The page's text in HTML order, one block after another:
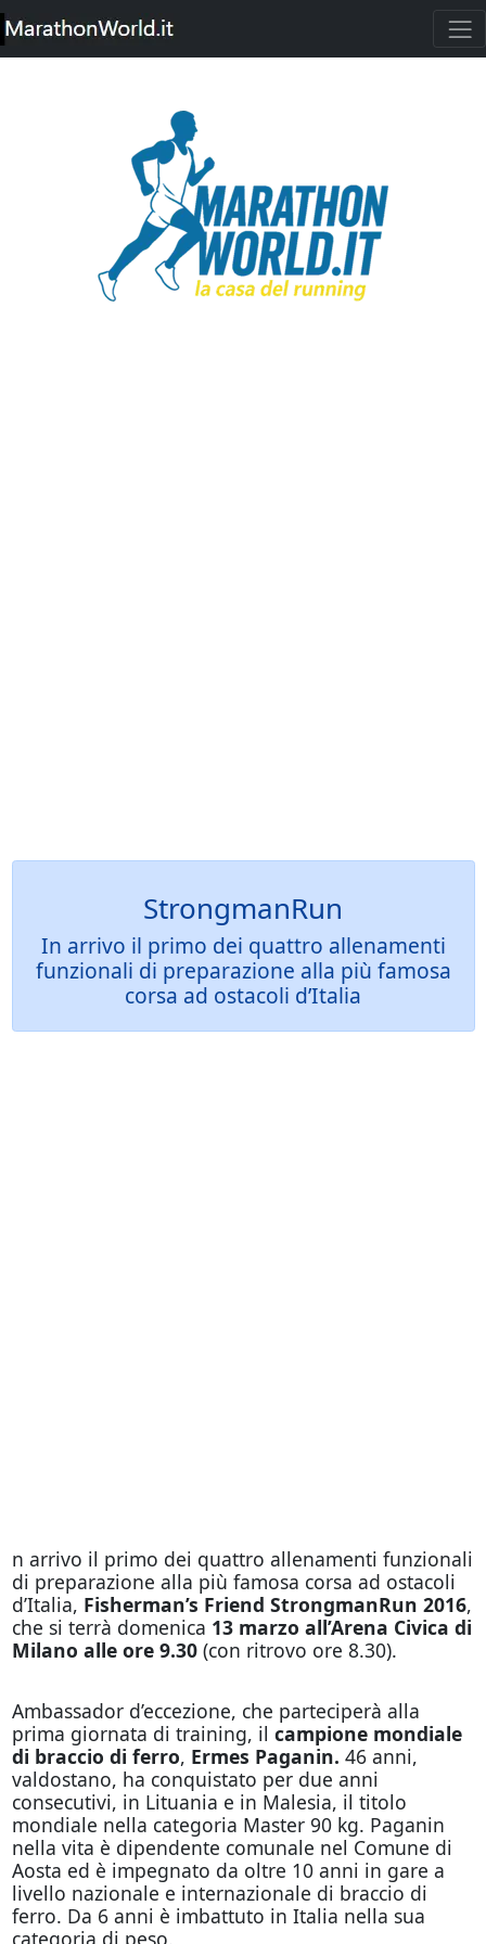
StrongmanRun
In arrivo il primo dei quattro allenamenti
funzionali di preparazione alla più famosa
corsa ad ostacoli d’Italia
n arrivo il primo dei quattro allenamenti funzionali
di preparazione alla più famosa corsa ad ostacoli
d’Italia, Fisherman’s Friend StrongmanRun 2016,
che si terrà domenica 13 marzo all’Arena Civica di
Milano alle ore 9.30 (con ritrovo ore 8.30).
Ambassador d’eccezione, che parteciperà alla
prima giornata di training, il campione mondiale
di braccio di ferro, Ermes Paganin. 46 anni,
valdostano, ha conquistato per due anni
consecutivi, in Lituania e in Malesia, il titolo
mondiale nella categoria Master 90 kg. Paganin
nella vita è dipendente comunale nel Comune di
Aosta ed è impegnato da oltre 10 anni in gare a
livello nazionale e internazionale di braccio di
ferro. Da 6 anni è imbattuto in Italia nella sua
categoria di peso.